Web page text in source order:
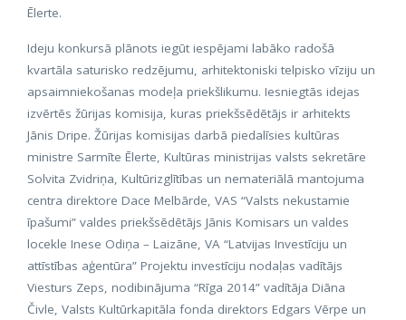
Ēlerte.
Ideju konkursā plānots iegūt iespējami labāko radošā
kvartāla saturisko redzējumu, arhitektoniski telpisko vīziju un
apsaimniekošanas modeļa priekšlikumu. Iesniegtās idejas
izvērtēs žūrijas komisija, kuras priekšsēdētājs ir arhitekts
Jānis Dripe. Žūrijas komisijas darbā piedalīsies kultūras
ministre Sarmīte Ēlerte, Kultūras ministrijas valsts sekretāre
Solvita Zvidriņa, Kultūrizglītības un nemateriālā mantojuma
centra direktore Dace Melbārde, VAS “Valsts nekustamie
īpašumi” valdes priekšsēdētājs Jānis Komisars un valdes
locekle Inese Odiņa – Laizāne, VA “Latvijas Investīciju un
attīstības aģentūra” Projektu investīciju nodaļas vadītājs
Viesturs Zeps, nodibinājuma “Rīga 2014” vadītāja Diāna
Čivle, Valsts Kultūrkapitāla fonda direktors Edgars Vērpe un